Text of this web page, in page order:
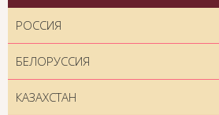
РОССИЯ
БЕЛОРУССИЯ
КАЗАХСТАН